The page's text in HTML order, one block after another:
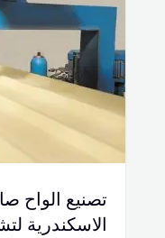
تصنيع الواح
الاسكندرية